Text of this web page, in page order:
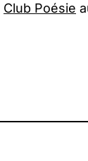
Club Poésie